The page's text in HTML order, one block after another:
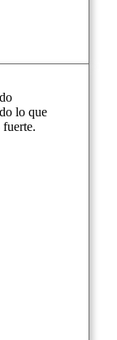
lo que
fuerte.